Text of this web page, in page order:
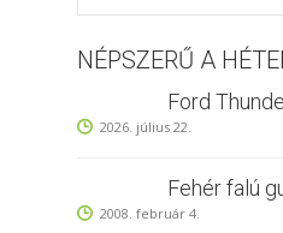
NÉPSZERŰ A
Ford
2026. július 22.
Fehér falú
2008. február 4.